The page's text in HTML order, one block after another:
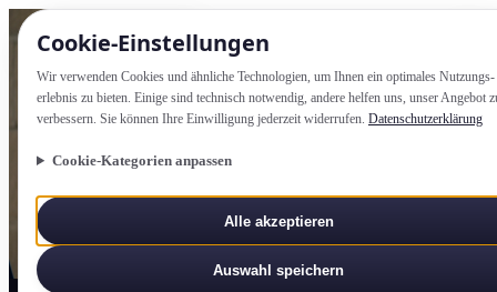
Cookie-Einstellung­en
Wir verwenden Cookies und ähnliche Technologien, um Ihnen ein optimales Nutzungs­
erlebnis zu bieten. Einige sind technisch notwendig, andere helfen uns, unser Angebot
verbessern. Sie können Ihre Einwilligung jederzeit widerrufen. Datenschutzerklärung
Cookie-Kategorien anpassen
Alle akzeptieren
Auswahl speichern